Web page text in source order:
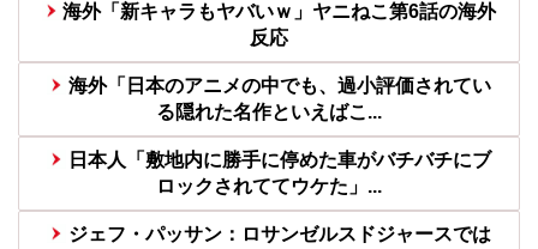
海外「新キャラもヤバいｗ」ヤニねこ第6話の海外
反応
海外「日本のアニメの中でも、過小評価されてい
る隠れた名作といえばこ...
日本人「敷地内に勝手に停めた車がバチバチにブ
ロックされててウケた」...
ジェフ・パッサン：ロサンゼルスドジャースでは